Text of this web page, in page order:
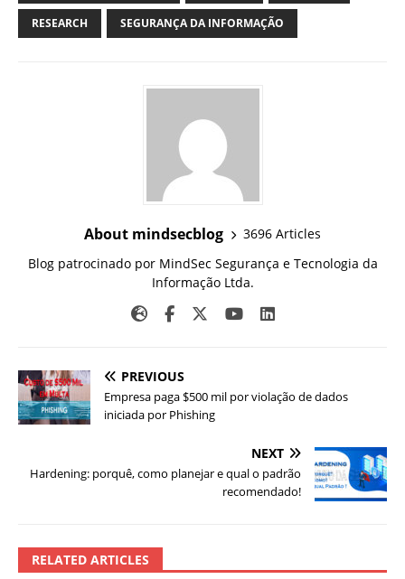
RESEARCH SEGURANÇA DA INFORMAÇÃO
About mindsecblog
3696 Articles
Blog patrocinado por MindSec Segurança e Tecnologia da
Informação Ltda.
PREVIOUS
Empresa paga $500 mil por violação de dados
iniciada por Phishing
NEXT
Hardening: porquê, como planejar e qual o padrão
recomendado!
RELATED ARTICLES